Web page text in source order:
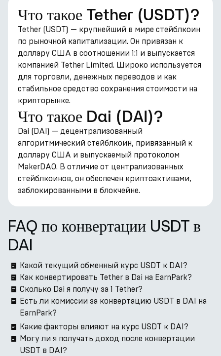
Что такое Tether (USDT)?
Tether (USDT) — крупнейший в мире стейблкоин
по рыночной капитализации. Он привязан к
доллару США в соотношении 1:1 и выпускается
компанией Tether Limited. Широко используется
для торговли, денежных переводов и как
стабильное средство сохранения стоимости на
крипторынке.
Что такое Dai (DAI)?
Dai (DAI) — децентрализованный
алгоритмический стейблкоин, привязанный к
доллару США и выпускаемый протоколом
MakerDAO. В отличие от централизованных
стейблкоинов, он обеспечен криптоактивами,
заблокированными в блокчейне.
FAQ по конвертации USDT в
DAI
Какой текущий обменный курс USDT к DAI?
Как конвертировать Tether в Dai на EarnPark?
Сколько Dai я получу за 1 Tether?
Есть ли комиссии за конвертацию USDT в DAI на
EarnPark?
Какие факторы влияют на курс USDT к DAI?
Могу ли я получать доход после конвертации
USDT в DAI?